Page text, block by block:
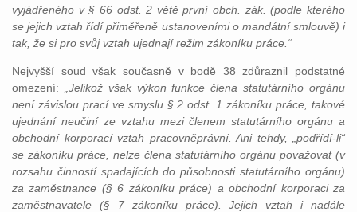
vyjádřeného v § 66 odst. 2 větě první obch. zák. (podle kterého
se jejich vztah řídí přiměřeně ustanoveními o mandátní smlouvě) i
tak, že si pro svůj vztah ujednají režim zákoníku práce.“
Nejvyšší soud však současně v bodě 38 zdůraznil podstatné
omezení:
„Jelikož však výkon funkce člena statutárního orgánu
není závislou prací ve smyslu § 2 odst. 1 zákoníku práce, takové
ujednání neučiní ze vztahu mezi členem statutárního orgánu a
obchodní korporací vztah pracovněprávní. Ani tehdy, „podřídí-li“
se zákoníku práce, nelze člena statutárního orgánu považovat (v
rozsahu činností spadajících do působnosti statutárního orgánu)
za zaměstnance (§ 6 zákoníku práce) a obchodní korporaci za
zaměstnavatele (§ 7 zákoníku práce). Jejich vztah i nadále